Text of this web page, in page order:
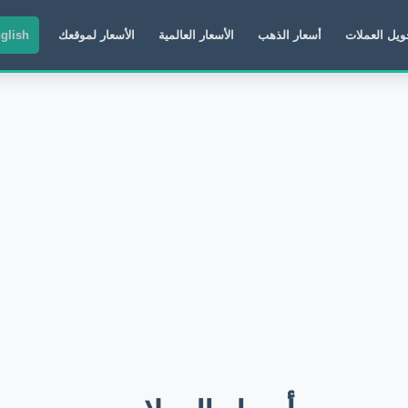
العملات أسعار الذهب الأسعار العالمية الأسعار لموقعك